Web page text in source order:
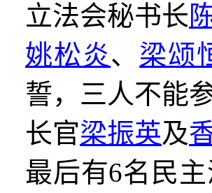
立法会秘书长
姚松炎、 梁颂
誓，三人不能
长官梁振英及
最后有6名民